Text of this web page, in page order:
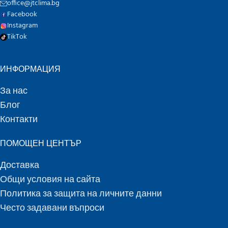
office@jtclima.bg
Facebook
Instagram
TikTok
ИНФОРМАЦИЯ
За нас
Блог
Контакти
ПОМОЩЕН ЦЕНТЪР
Доставка
Общи условия на сайта
Политика за защита на личните данни
Често задавани въпроси